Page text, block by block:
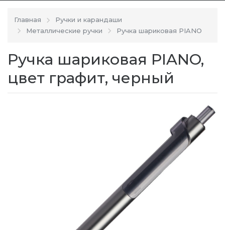
Главная
Ручки и карандаши
Металлические ручки
Ручка шариковая PIANO
Ручка шариковая PIANO,
цвет графит, черный